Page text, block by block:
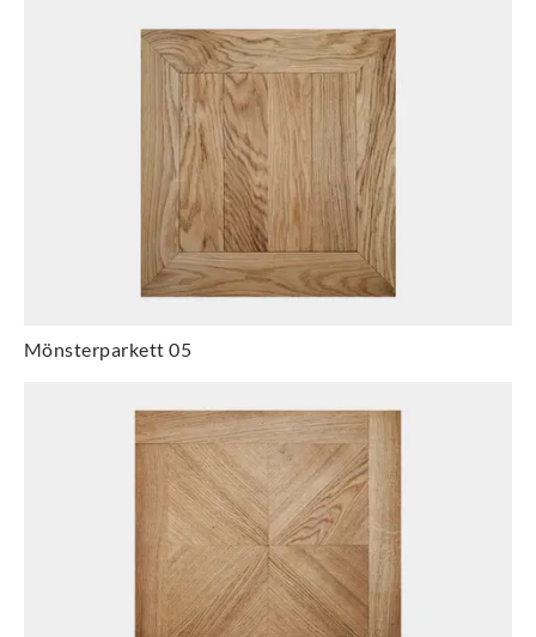
Mönsterparkett 05